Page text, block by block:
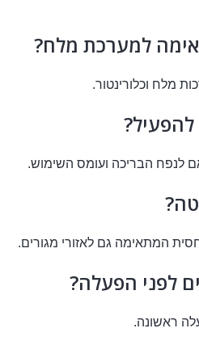
למערכת מלח?
מלח וכלורינטור.
המתאימה גם לאזורי מגורים.
לפני הפעלה?
ראשונה.